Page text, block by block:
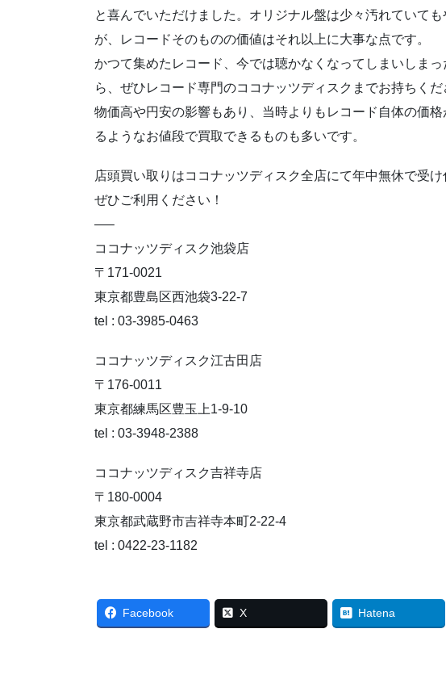
と喜んでいただけました。オリジナル盤は少々汚れていて
が、レコードそのものの価値はそれ以上に大事な点です。
かつて集めたレコード、今では聴かなくなってしまいしま
ら、ぜひレコード専門のココナッツディスクまでお持ちくだ
物価高や円安の影響もあり、当時よりもレコード自体の価
るようなお値段で買取できるものも多いです。
店頭買い取りはココナッツディスク全店にて年中無休で受け
ぜひご利用ください！
—–
ココナッツディスク池袋店
〒171-0021
東京都豊島区西池袋3-22-7
tel : 03-3985-0463
ココナッツディスク江古田店
〒176-0011
東京都練馬区豊玉上1-9-10
tel : 03-3948-2388
ココナッツディスク吉祥寺店
〒180-0004
東京都武蔵野市吉祥寺本町2-22-4
tel : 0422-23-1182
Facebook X Hatena